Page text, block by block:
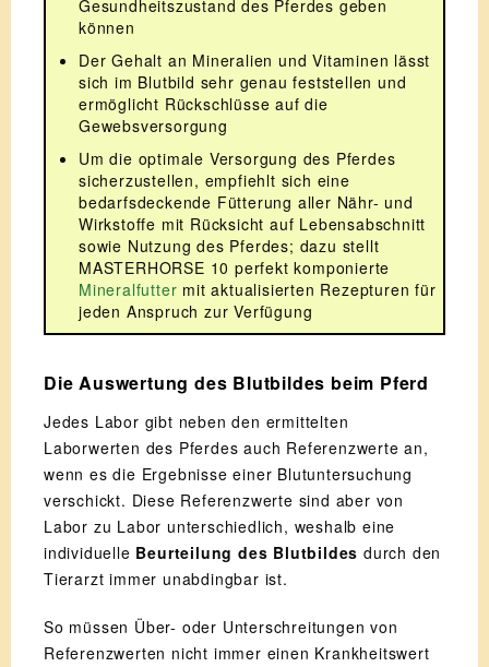
Gesundheitszustand des Pferdes geben
können
Der Gehalt an Mineralien und Vitaminen lässt
sich im Blutbild sehr genau feststellen und
ermöglicht Rückschlüsse auf die
Gewebsversorgung
Um die optimale Versorgung des Pferdes
sicherzustellen, empfiehlt sich eine
bedarfsdeckende Fütterung aller Nähr- und
Wirkstoffe mit Rücksicht auf Lebensabschnitt
sowie Nutzung des Pferdes; dazu stellt
MASTERHORSE 10 perfekt komponierte
Mineralfutter mit aktualisierten Rezepturen für
jeden Anspruch zur Verfügung
Die Auswertung des Blutbildes beim Pferd
Jedes Labor gibt neben den ermittelten
Laborwerten des Pferdes auch Referenzwerte an,
wenn es die Ergebnisse einer Blutuntersuchung
verschickt. Diese Referenzwerte sind aber von
Labor zu Labor unterschiedlich, weshalb eine
individuelle Beurteilung des Blutbildes durch den
Tierarzt immer unabdingbar ist.
So müssen Über- oder Unterschreitungen von
Referenzwerten nicht immer einen Krankheitswert